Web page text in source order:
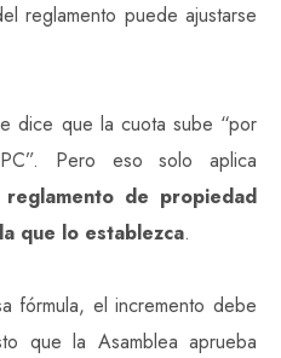
reglamento puede ajustarse
dice que la cuota sube “por
Pero eso solo aplica
reglamento de propiedad
que lo establezca.
fórmula, el incremento debe
que la Asamblea aprueba